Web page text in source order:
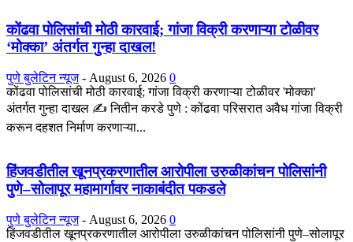
कोंढवा पोलिसांची मोठी कारवाई; गांजा विक्री करणाऱ्या टोळीवर
‘मोक्का’ अंतर्गत गुन्हा दाखल!
पुणे बुलेटिन न्यूज - August 6, 2026 0
कोंढवा पोलिसांची मोठी कारवाई; गांजा विक्री करणाऱ्या टोळीवर 'मोक्का'
अंतर्गत गुन्हा दाखल ✍️ नितीन करडे पुणे : कोंढवा परिसरात अवैध गांजा विक्री
करून दहशत निर्माण करणाऱ्या...
हिंजवडीतील खूनप्रकरणातील आरोपीला उरुळीकांचन पोलिसांनी
पुणे–सोलापूर महामार्गावर नाकाबंदीत पकडले
पुणे बुलेटिन न्यूज - August 6, 2026 0
हिंजवडीतील खूनप्रकरणातील आरोपीला उरुळीकांचन पोलिसांनी पुणे–सोलापूर